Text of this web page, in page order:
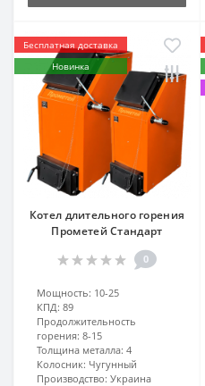
Бесплатная доставка
Новинка
Котел длительного горения
Прометей Стандарт
0
Мощность: 10-25
КПД: 89
Продолжительность
горения: 8-15
Толщина металла: 4
Колосник: Чугунный
Производство: Украина